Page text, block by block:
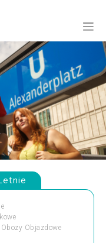
Obozy Objazdowe